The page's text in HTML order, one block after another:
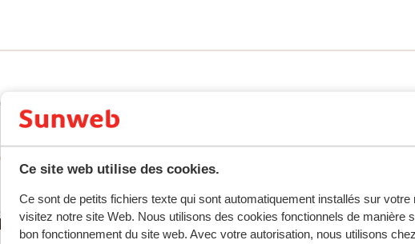
Ce site web utilise des cookies.
Ce sont de petits fichiers texte qui sont automatiquement installés sur votre
visitez notre site Web. Nous utilisons des cookies fonctionnels de manière
bon fonctionnement du site web. Avec votre autorisation, nous utilisons